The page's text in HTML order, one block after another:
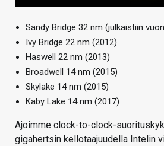
Sandy Bridge 32 nm (julkaistiin
Ivy Bridge 22 nm (2012)
Haswell 22 nm (2013)
Broadwell 14 nm (2015)
Skylake 14 nm (2015)
Kaby Lake 14 nm (2017)
Ajoimme clock-to-clock-
gigahertsin kellotaajuudella Intelin